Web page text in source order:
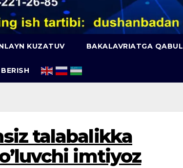
KUZATUV BAKALAVRIATGA QABUL
talabalikka
imtiyoz